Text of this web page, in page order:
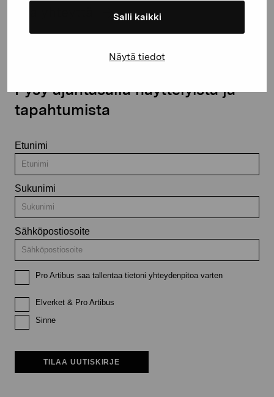
Salli kaikki
Näytä tiedot
Pysy ajantasalla näyttelyistä ja
tapahtumista
Etunimi
Sukunimi
Sähköpostiosoite
Pro Artibus saa tallentaa tietoni yhteydenpitoa varten
Elverket & Pro Artibus
Sinne
TILAA UUTISKIRJE